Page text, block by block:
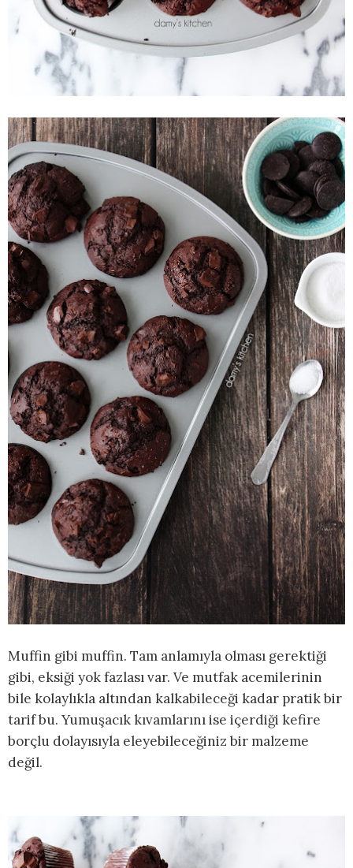
Muffin gibi muffin. Tam anlamıyla olması gerektiği
gibi, eksiği yok fazlası var. Ve mutfak acemilerinin
bile kolaylıkla altından kalkabileceği kadar pratik bir
tarif bu. Yumuşacık kıvamlarını ise içerdiği kefire
borçlu dolayısıyla eleyebileceğiniz bir malzeme
değil.